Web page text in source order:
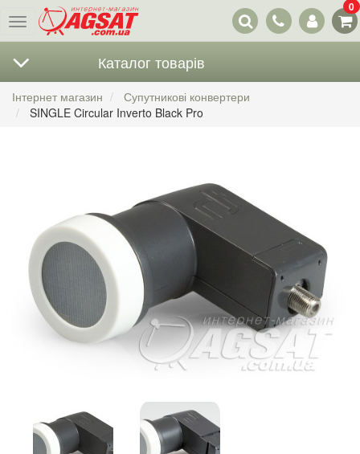
Меню
Наші
контакти
0
Каталог товарів
Інтернет магазин
Супутникові конвертери
SINGLE Circular Inverto Black Pro